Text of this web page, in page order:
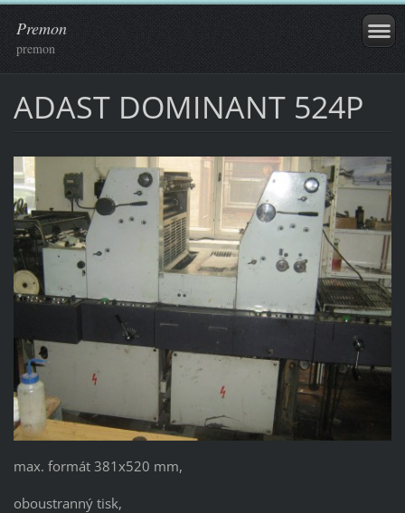
Premon
premon
ADAST DOMINANT 524P
max. formát 381x520 mm,
oboustranný tisk,